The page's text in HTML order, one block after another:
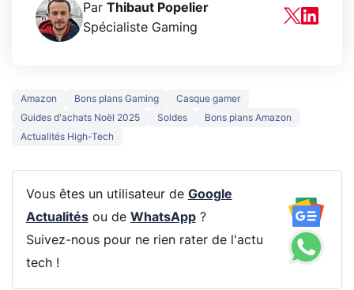
Par Thibaut Popelier
Spécialiste Gaming
Amazon Bons plans Gaming
Casque gamer
Guides d'achats Noël 2025
Soldes
Bons plans Amazon
Actualités High-Tech
Vous êtes un utilisateur de Google
Actualitésou de WhatsApp?
Suivez-nous pour ne rien rater de l'actu
tech !